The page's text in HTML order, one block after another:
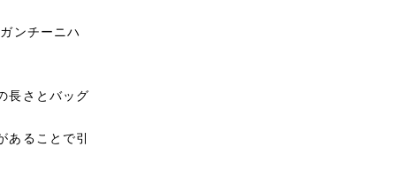
ンチーニハ
長さとバッグ
ることで引